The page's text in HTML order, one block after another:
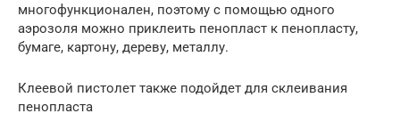
многофункционален, поэтому с помощью одного
аэрозоля можно приклеить пенопласт к пенопласту,
бумаге, картону, дереву, металлу.
Клеевой пистолет также подойдет для склеивания
пенопласта